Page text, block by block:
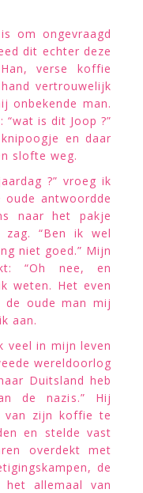
om ongevraagd
dit echter deze
verse koffie
vertrouwelijk
onbekende man.
“wat is dit Joop ?”
en daar
slofte weg.
?” vroeg ik
antwoordde
naar het pakje
“Ben ik wel
niet goed.” Mijn
“Oh nee, en
weten. Het even
oude man mij
aan.
veel in mijn leven
wereldoorlog
Duitsland heb
de nazis.” Hij
van zijn koffie te
en stelde vast
overdekt met
de
het allemaal van